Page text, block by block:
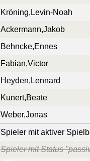
Kröning,Levin-Noah
Ackermann,Jakob
Behncke,Ennes
Fabian,Victor
Heyden,Lennard
Kunert,Beate
Weber,Jonas
Spieler mit aktiver
Spieler mit Status